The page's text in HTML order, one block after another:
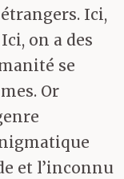
Ici,
on a des
se
Or
et l’inconnu